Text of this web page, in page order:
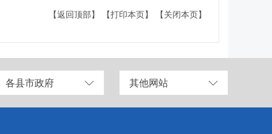
【返回顶部】
【打印本页】 【关闭本页】
各县市政府 其他网站